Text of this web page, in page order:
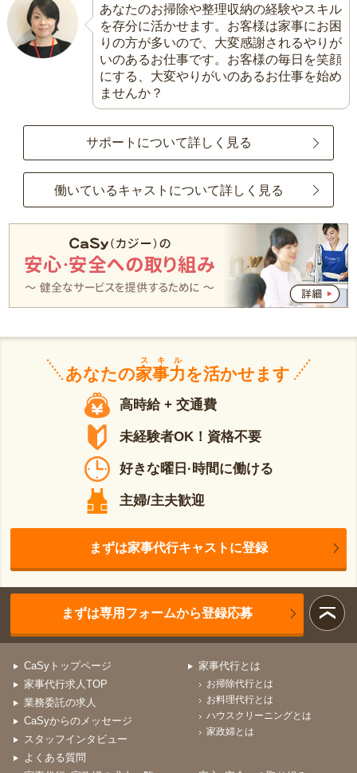
あなたのお掃除や整理収納の経験やスキル
を存分に活かせます。お客様は家事にお困
りの方が多いので、大変感謝されるやりが
いのあるお仕事です。お客様の毎日を笑顔
にする、大変やりがいのあるお仕事を始め
ませんか？
サポートについて詳しく見る
働いているキャストについて詳しく見る
あなたの家事力
スキル
を活かせます
高時給 + 交通費
未経験者OK！資格不要
好きな曜日·時間に働ける
主婦/主夫歓迎
まずは家事代行キャストに登録
まずは専用フォームから登録応募
CaSyトップページ
家事代行求人TOP
業務委託の求人
CaSyからのメッセージ
スタッフインタビュー
よくある質問
家事代行とは
お掃除代行とは
お料理代行とは
ハウスクリーニングとは
家政婦とは